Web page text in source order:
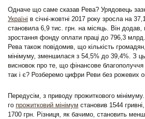
Одначе що саме сказав Рева? Урядовець
Україні в січні-жовтні 2017 року зросла на
становила 6,9 тис. грн. на місяць. Він
зростання фонду оплати праці до 796,3
Рева також повідомив, що кількість
мінімуму, зменшилася з 54,5% до 39,4%. З
висновок про те, що фінансове
так і є? Розберемо цифри Реви без рожевих
Передусім, з приводу прожиткового
го прожитковий мінімум становив 1544
1700 грн. Різниця, як бачимо, становить